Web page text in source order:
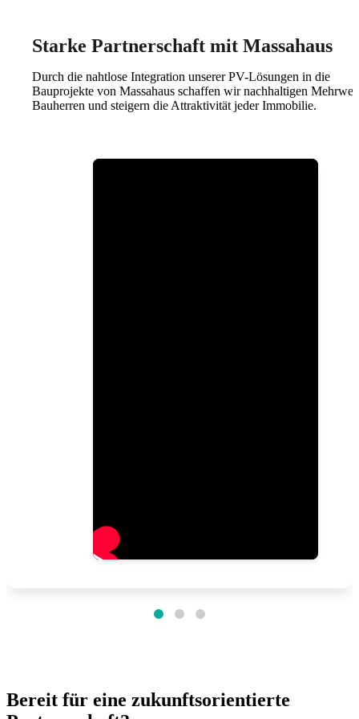
Starke Partnerschaft mit Massahaus
Durch die nahtlose Integration unserer PV-Lösungen in die
Bauprojekte von Massahaus schaffen wir nachhaltigen
Bauherren und steigern die Attraktivität jeder Immobilie.
Bereit für eine zukunftsorientierte